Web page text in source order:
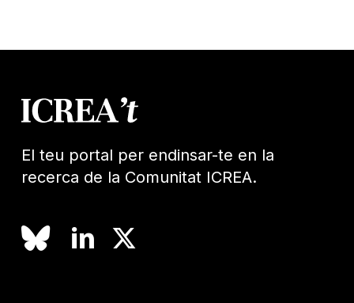
El teu portal per endinsar-te en la
recerca de la Comunitat ICREA.